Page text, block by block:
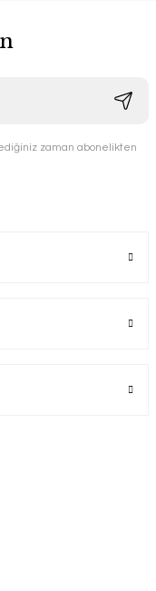
zaman abonelikten